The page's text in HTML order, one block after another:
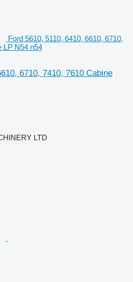
Ford 5610, 5110, 6410, 6610, 6710,
LP N54 n54
6710, 7410, 7610 Cabine
LTD